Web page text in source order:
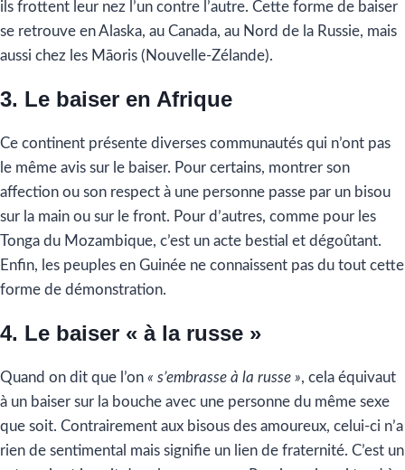
ils frottent leur nez l’un contre l’autre. Cette forme de baiser
se retrouve en Alaska, au Canada, au Nord de la Russie, mais
aussi chez les Māoris (Nouvelle-Zélande).
3. Le baiser en Afrique
Ce continent présente diverses communautés qui n’ont pas
le même avis sur le baiser. Pour certains, montrer son
affection ou son respect à une personne passe par un bisou
sur la main ou sur le front. Pour d’autres, comme pour les
Tonga du Mozambique, c’est un acte bestial et dégoûtant.
Enfin, les peuples en Guinée ne connaissent pas du tout cette
forme de démonstration.
4. Le baiser « à la russe »
Quand on dit que l’on « s’embrasse à la russe », cela équivaut
à un baiser sur la bouche avec une personne du même sexe
que soit. Contrairement aux bisous des amoureux, celui-ci n’a
rien de sentimental mais signifie un lien de fraternité. C’est un